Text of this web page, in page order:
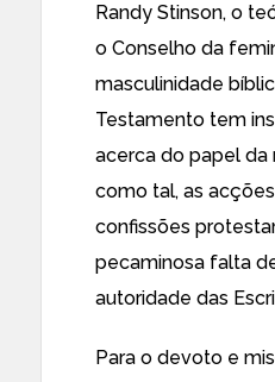
Randy Stinson, o
o Conselho da
masculinidade
Testamento tem
acerca do papel da
como tal, as
confissões
pecaminosa falta
autoridade das
Para o devoto e